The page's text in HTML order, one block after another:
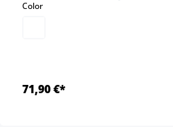
Colorselect
71,90 €*